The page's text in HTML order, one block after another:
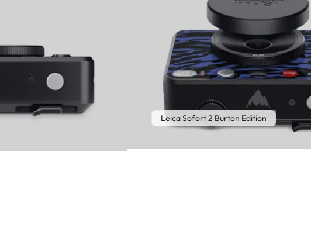
Leica Sofort 2 Burton Edition